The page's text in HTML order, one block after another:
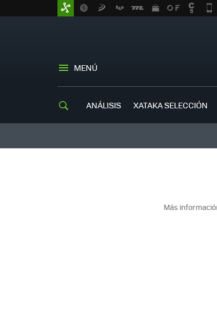
MENÚ
ANÁLISIS XATAKA SELECCIÓN
Más